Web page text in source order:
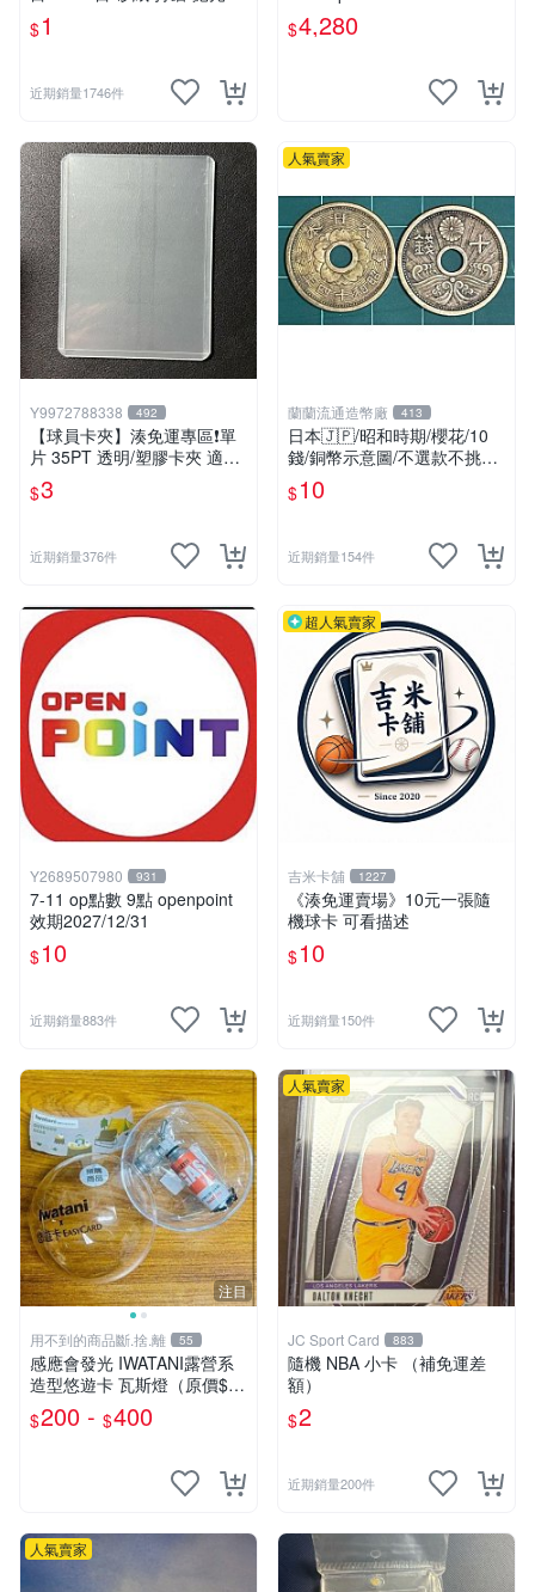
水 磨砂紙 細砂紙 粗砂紙 砂
紙 加工 CY507
$1
近期銷量1746件
ga Box 不確定官方是否有封
膜，以到貨為主，介意者勿下
$4,280
Y9972788338 492
【球員卡夾】湊免運專區❗️單
片 35PT 透明/塑膠卡夾 適用
NBA 球員卡 遊戲王 寶可夢P
TCG
$3
近期銷量376件
人氣賣家
蘭蘭流通造幣廠 413
日本🇯🇵/昭和時期/櫻花/10
錢/銅幣示意圖/不選款不挑品/
隨機出貨
$10
近期銷量154件
Y2689507980 931
7-11 op點數 9點 openpoint
效期2027/12/31
$10
近期銷量883件
超人氣賣家
吉米卡舖 1227
《湊免運賣場》10元一張隨
機球卡 可看描述
$10
近期銷量150件
注目
用不到的商品斷.捨.離 55
感應會發光 IWATANI露營系
造型悠遊卡 瓦斯燈（原價$55
0特價$250）/卡式爐（原價
$450特價$200）
$200 - $400
人氣賣家
JC Sport Card 883
隨機 NBA 小卡 （補免運差
額）
$2
近期銷量200件
人氣賣家